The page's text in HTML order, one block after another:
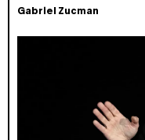
Gabriel Zucman